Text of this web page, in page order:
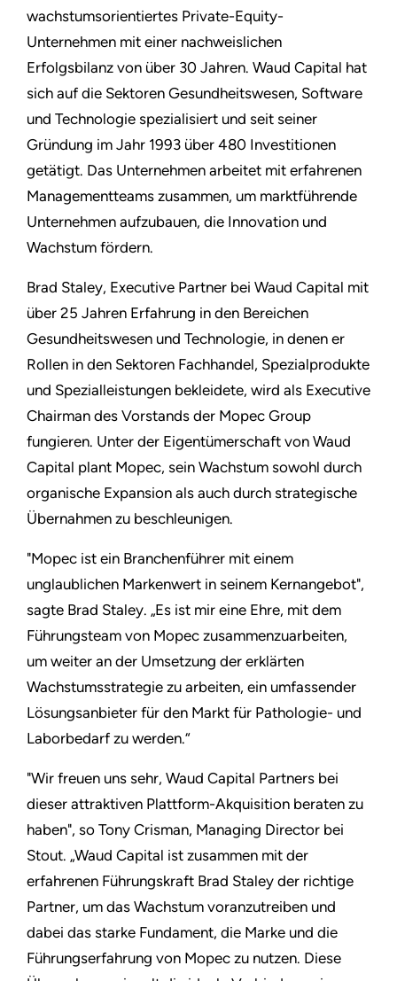
wachstumsorientiertes Private-Equity-
Unternehmen mit einer nachweislichen
Erfolgsbilanz von über 30 Jahren. Waud Capital hat
sich auf die Sektoren Gesundheitswesen, Software
und Technologie spezialisiert und seit seiner
Gründung im Jahr 1993 über 480 Investitionen
getätigt. Das Unternehmen arbeitet mit erfahrenen
Managementteams zusammen, um marktführende
Unternehmen aufzubauen, die Innovation und
Wachstum fördern.
Brad Staley, Executive Partner bei Waud Capital mit
über 25 Jahren Erfahrung in den Bereichen
Gesundheitswesen und Technologie, in denen er
Rollen in den Sektoren Fachhandel, Spezialprodukte
und Spezialleistungen bekleidete, wird als Executive
Chairman des Vorstands der Mopec Group
fungieren. Unter der Eigentümerschaft von Waud
Capital plant Mopec, sein Wachstum sowohl durch
organische Expansion als auch durch strategische
Übernahmen zu beschleunigen.
"Mopec ist ein Branchenführer mit einem
unglaublichen Markenwert in seinem Kernangebot",
sagte Brad Staley. „Es ist mir eine Ehre, mit dem
Führungsteam von Mopec zusammenzuarbeiten,
um weiter an der Umsetzung der erklärten
Wachstumsstrategie zu arbeiten, ein umfassender
Lösungsanbieter für den Markt für Pathologie- und
Laborbedarf zu werden.“
"Wir freuen uns sehr, Waud Capital Partners bei
dieser attraktiven Plattform-Akquisition beraten zu
haben", so Tony Crisman, Managing Director bei
Stout. „Waud Capital ist zusammen mit der
erfahrenen Führungskraft Brad Staley der richtige
Partner, um das Wachstum voranzutreiben und
dabei das starke Fundament, die Marke und die
Führungserfahrung von Mopec zu nutzen. Diese